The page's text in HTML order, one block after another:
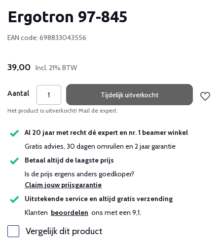
Ergotron 97-845
EAN code: 698833043556
39,00 Incl. 21% BTW
Aantal Tijdelijk uitverkocht
Het product is uitverkocht! Mail de expert.
Al 20 jaar met recht dé expert en nr. 1 beamer winkel
Gratis advies, 30 dagen omruilen en 2 jaar garantie
Betaal altijd de laagste prijs
Is de prijs ergens anders goedkoper?
Claim jouw prijsgarantie
Uitstekende service en altijd gratis verzending
Klanten beoordelen ons met een 9,1.
Vergelijk dit product